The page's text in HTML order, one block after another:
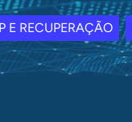
E RECUPERAÇÃO